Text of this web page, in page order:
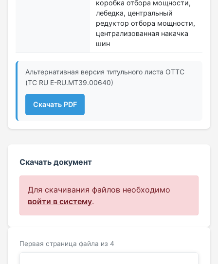
коробка отбора мощности,
лебедка, центральный
редуктор отбора мощности,
централизованная накачка
шин
Альтернативная версия титульного листа ОТТС
(ТС RU Е-RU.МТ39.00640)
Скачать PDF
Скачать документ
Для скачивания файлов необходимо
войти в систему.
Первая страница файла из 4